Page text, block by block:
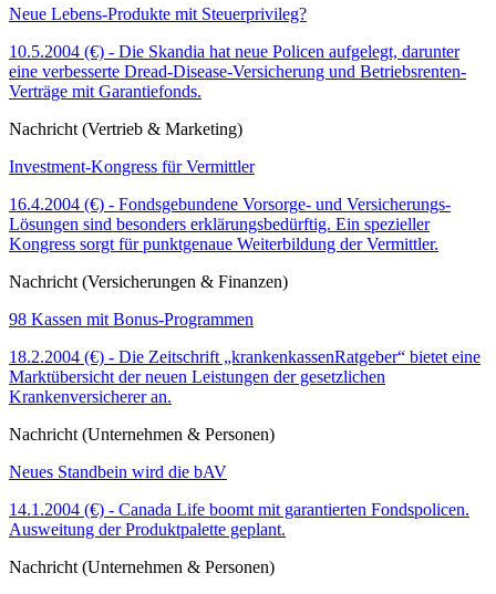
Neue Lebens-Produkte mit Steuerprivileg?
10.5.2004 (€) - Die Skandia hat neue Policen aufgelegt, darunter
eine verbesserte Dread-Disease-Versicherung und Betriebsrenten-
Verträge mit Garantiefonds.
Nachricht (Vertrieb & Marketing)
Investment-Kongress für Vermittler
16.4.2004 (€) - Fondsgebundene Vorsorge- und Versicherungs-
Lösungen sind besonders erklärungsbedürftig. Ein spezieller
Kongress sorgt für punktgenaue Weiterbildung der Vermittler.
Nachricht (Versicherungen & Finanzen)
98 Kassen mit Bonus-Programmen
18.2.2004 (€) - Die Zeitschrift „krankenkassenRatgeber“ bietet eine
Marktübersicht der neuen Leistungen der gesetzlichen
Krankenversicherer an.
Nachricht (Unternehmen & Personen)
Neues Standbein wird die bAV
14.1.2004 (€) - Canada Life boomt mit garantierten Fondspolicen.
Ausweitung der Produktpalette geplant.
Nachricht (Unternehmen & Personen)